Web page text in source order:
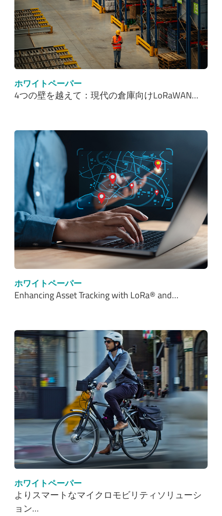
ホワイトペーパー
4つの壁を越えて：現代の倉庫向けLoRaWAN…
ホワイトペーパー
Enhancing Asset Tracking with LoRa® and…
ホワイトペーパー
よりスマートなマイクロモビリティソリューシ
ョン…